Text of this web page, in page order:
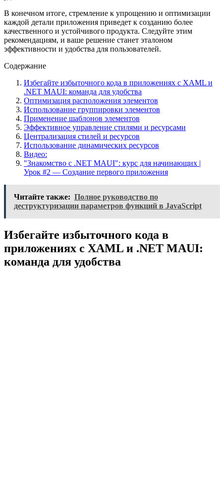
В конечном итоге, стремление к упрощению и оптимизации
каждой детали приложения приведет к созданию более
качественного и устойчивого продукта. Следуйте этим
рекомендациям, и ваше решение станет эталоном
эффективности и удобства для пользователей.
Содержание
Избегайте избыточного кода в приложениях с XAML и
.NET MAUI: команда для удобства
Оптимизация расположения элементов
Использование группировки элементов
Применение шаблонов элементов
Эффективное управление стилями и ресурсами
Централизация стилей и ресурсов
Использование динамических ресурсов
Видео:
"Знакомство с .NET MAUI": курс для начинающих |
Урок #2 — Создание первого приложения
Читайте также: Полное руководство по
деструктуризации параметров функций в JavaScript
Избегайте избыточного кода в
приложениях с XAML и .NET MAUI:
команда для удобства